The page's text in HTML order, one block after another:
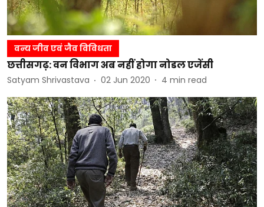
वन्य जीव एवं जैव विविधता
छत्तीसगढ़: वन विभाग अब नहीं होगा नोडल एजेंसी
Satyam Shrivastava 02 Jun 2020 4 min read